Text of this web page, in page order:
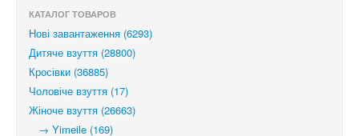
КАТАЛОГ ТОВАРОВ
Нові завантаження (6293)
Дитяче взуття (28800)
Кросівки (36885)
Чоловіче взуття (17)
Жіноче взуття (26663)
→ Yimeile (169)